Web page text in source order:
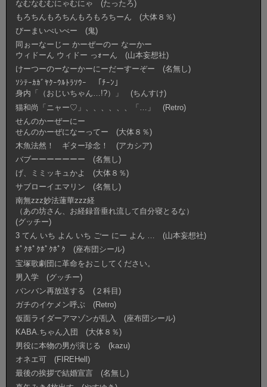
なむなむむにゃむにゃ (たったろ)
もろちんもろちんもろもろちーん (大体８％)
びーまいべいべー (鬼)
同ぉーなーじー かーぜーのー なーかー
ウィドーん ウィドー っｫーん (山本妄想社)
けーつーのーなーかーにーだーすーぞー (名無し)
ｿｼﾃｰｶｶﾞﾔｸｰｳﾙﾄﾗｿｳｰ 「ﾁｰﾝ」
身内「（おじいちゃん…!?）」 (ちんすけ)
猫和尚「ニャー♡」、、、、、、「…」 (Retro)
せんのかーぜーにー
せんのかーぜになーってー (大体８％)
木魚法然！ ギター珍念！ (アカシア)
バブーーーーーーー (名無し)
げ、ミミッキュかよ (大体８％)
サブローイエマリン (名無し)
南無zzz妙法蓮華zzz経
（あの坊さん、お経録音垂れ流して自分寝とるな）
(グッチー)
3 てん いち よん いち ごー にー よん … (山本妄想社)
ﾎﾟｸﾎﾟｸﾎﾟｸﾎﾟｸ (座布団シール)
宝塚歌劇団に革命をおこしてください。
男入学 (グッチー)
バンバン再放送する (２科目)
ガチのイケメン呼ぶ (Retro)
仮面ライダーアマゾンが乱入 (座布団シール)
KABA.ちゃん入団 (大体８％)
男役に本物の男が演じる (kazu)
オネエ可 (FIREHell)
最後の挨拶で結婚宣言 (名無し)